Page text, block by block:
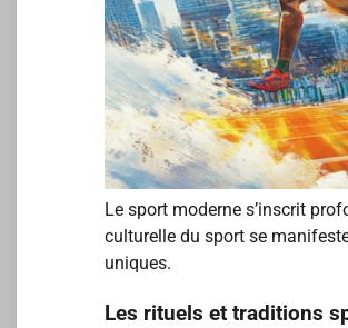
Le sport moderne s’inscrit
culturelle du sport se
uniques.
Les rituels et traditions